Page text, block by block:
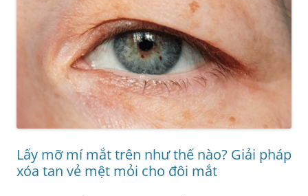
Lấy mỡ mí mắt trên như thế nào? Giải pháp
xóa tan vẻ mệt mỏi cho đôi mắt